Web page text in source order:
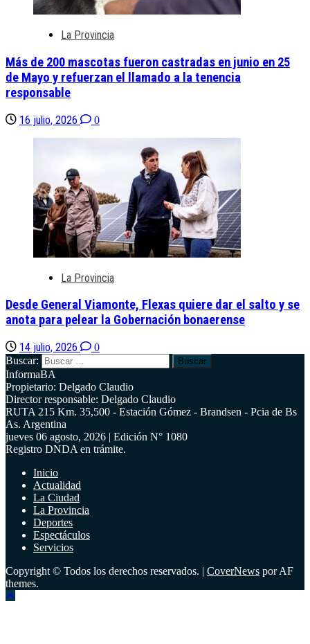
La Provincia
Más de 200 mascotas fueron castradas en junio en 25
de Mayo y refuerzan el llamado a la tenencia
responsable
16 julio, 2026 0
La Provincia
Desde General Viamonte, Flexas quiere dar el salto y se
anota para pelear la Gobernación bonaerense
14 julio, 2026
0
Buscar:
InformaBA
Propietario: Delgado Claudio
Director responsable: Delgado Claudio
RUTA 215 Km. 35,500 - Estación Gómez - Brandsen - Pcia de Bs
As. Argentina
jueves 06 agosto, 2026 | Edición N° 1080
Registro DNDA en trámite.
Inicio
Actualidad
La Ciudad
La Provincia
Deportes
Espectáculos
Servicios
Copyright © Todos los derechos reservados. | CoverNews por AF
themes.